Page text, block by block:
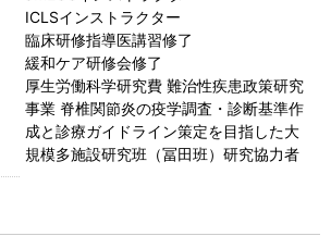
ICLSインストラクター
臨床研修指導医講習修了
緩和ケア研修会修了
厚生労働科学研究費 難治性疾患政策研究
事業 脊椎関節炎の疫学調査・診断基準作
成と診療ガイドライン策定を目指した大
規模多施設研究班（冨田班）研究協力者